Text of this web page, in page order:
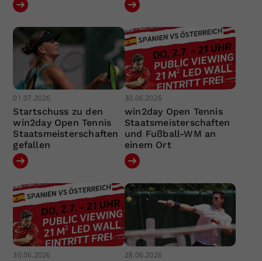
01.07.2026
Startschuss zu den
win2day Open Tennis
Staatsmeisterschaften
gefallen
30.06.2026
win2day Open Tennis
Staatsmeisterschaften
und Fußball-WM an
einem Ort
30.06.2026 28.06.2026